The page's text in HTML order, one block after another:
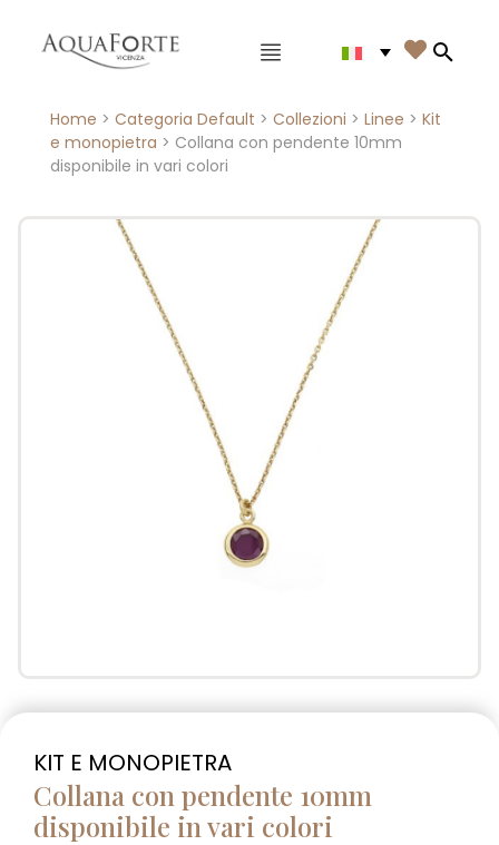
Menù principale 
Home > Categoria Default > Collezioni > Linee > Kit
e monopietra > Collana con pendente 10mm
disponibile in vari colori
KIT E MONOPIETRA
Collana con pendente 10mm
disponibile in vari colori